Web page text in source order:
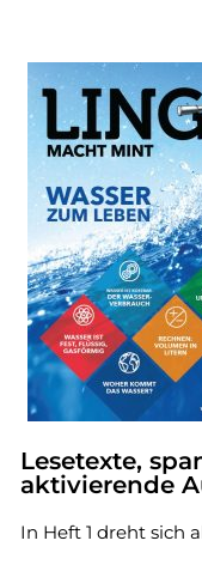
Lesetexte,
aktivierende
In Heft 1 dreht sich